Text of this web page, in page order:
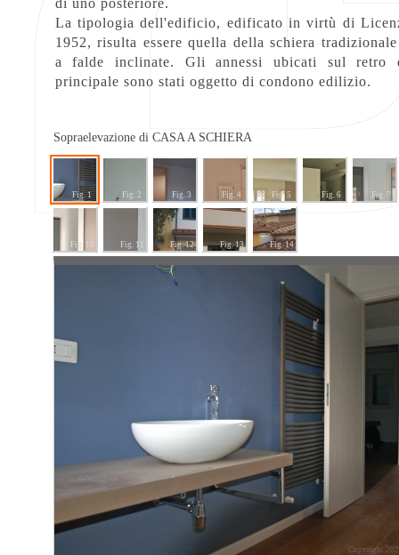
di uno posteriore.
La tipologia dell'edificio, edificato in virtù di
1952, risulta essere quella della schiera
a falde inclinate. Gli annessi ubicati sul retro
principale sono stati oggetto di condono edilizio.
Sopraelevazione di CASA A SCHIERA
Fig. 1 Fig. 2 Fig. 3 Fig. 4 Fig. 5 Fig. 6 Fig. 7
Fig. 10 Fig. 11 Fig. 12 Fig. 13 Fig. 14
Copyright